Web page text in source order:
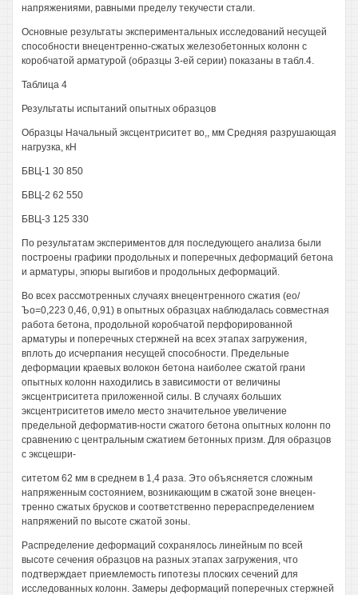
напряжениями, равными пределу текучести стали.
Основные результаты экспериментальных исследований несущей
способности внецентренно-сжатых железобетонных колонн с
коробчатой арматурой (образцы 3-ей серии) показаны в табл.4.
Таблица 4
Результаты испытаний опытных образцов
Образцы Начальный эксцентриситет во,, мм Средняя разрушающая
нагрузка, кН
БВЦ-1 30 850
БВЦ-2 62 550
БВЦ-3 125 330
По результатам экспериментов для последующего анализа были
построены графики продольных и поперечных деформаций бетона
и арматуры, эпюры выгибов и продольных деформаций.
Во всех рассмотренных случаях внецентренного сжатия (ео/
Ъо=0,223 0,46, 0,91) в опытных образцах наблюдалась совместная
работа бетона, продольной коробчатой перфорированной
арматуры и поперечных стержней на всех этапах загружения,
вплоть до исчерпания несущей способности. Предельные
деформации краевых волокон бетона наиболее сжатой грани
опытных колонн находились в зависимости от величины
эксцентриситета приложенной силы. В случаях больших
эксцентриситетов имело место значительное увеличение
предельной деформатив-ности сжатого бетона опытных колонн по
сравнению с центральным сжатием бетонных призм. Для образцов
с эксцешри-
ситетом 62 мм в среднем в 1,4 раза. Это объясняется сложным
напряженным состоянием, возникающим в сжатой зоне внецен-
тренно сжатых брусков и соответственно перераспределением
напряжений по высоте сжатой зоны.
Распределение деформаций сохранялось линейным по всей
высоте сечения образцов на разных этапах загружения, что
подтверждает приемлемость гипотезы плоских сечений для
исследованных колонн. Замеры деформаций поперечных стержней